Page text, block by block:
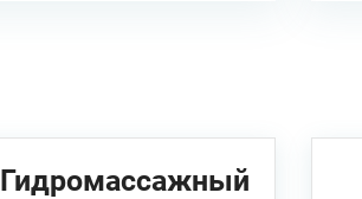
Гидромассажный